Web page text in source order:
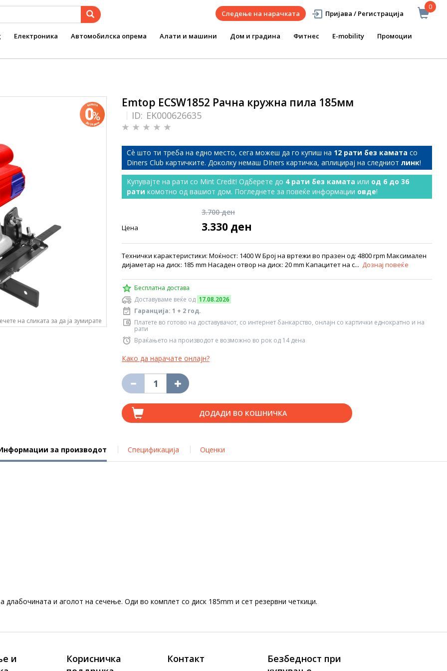
0
Следење на нарачката Пријава / Регистрација
Електроника Автомобилска опрема Алати и машини Дом и градина Фитнес E-mobility Промоции
на сликата за да ја зумирате
Emtop ECSW1852 Рачна кружна пила 185мм
ID: EK000626635
Сѐ што ти треба на едно место, сега можеш да го купиш на 12 рати без камата со
Diners Club картичките. Доколку немаш DIners картичка, аплицирај на следниот линк!
Купувајте на рати со Mint Credit! Одберете до 4 рати без камата или од 6 до 36
рати комотно од вашиот дом. Погледнете за повеќе информации овде!
3.700 ден
Цена 3.330 ден
Технички карактеристики: Моќност: 1400 W Број на вртежи во празен од: 4800 rpm Максимален
дијаметар на диск: 185 mm Насаден отвор на диск: 20 mm Капацитет на с... Дознај повеќе
Бесплатна достава
Доставуваме веќе од 17.08.2026
Гаранција: 1 + 2 год.
Платете во готово на доставувачот, со интернет банкарство, онлајн со картички еднократно и на
рати
Враќањето на производот е возможно во рок од 14 дена
Како да нарачате онлајн?
ДОДАДИ ВО КОШНИЧКА
за производот Спецификација Оценки
и аголот на сечење. Оди во комплет со диск 185mm и сет резервни четкици.
и
Корисничка
Контакт
Безбедност при